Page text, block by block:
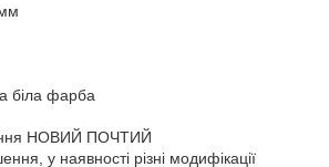
біла фарба
НОВИЙ ПОЧТИЙ
у наявності різні модифікації